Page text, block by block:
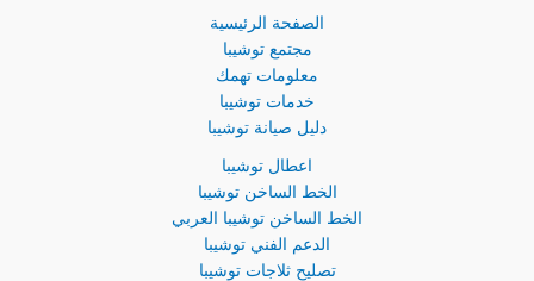
الصفحة الرئيسية
مجتمع توشيبا
معلومات تهمك
خدمات توشيبا
دليل صيانة توشيبا
اعطال توشيبا
الخط الساخن توشيبا
الخط الساخن توشيبا العربي
الدعم الفني توشيبا
تصليح ثلاجات توشيبا